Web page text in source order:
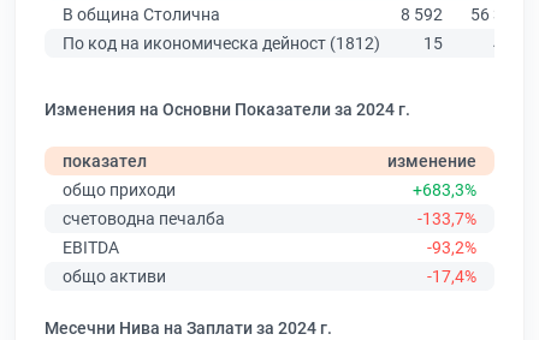
В община Столична
8 592
56 378
По код на икономическа дейност (1812)
15 430
Изменения на Основни Показатели за 2024 г.
показател
изменение
общо приходи
+683,3%
счетоводна печалба
-133,7%
EBITDA
-93,2%
общо активи
-17,4%
Месечни Нива на Заплати за 2024 г.